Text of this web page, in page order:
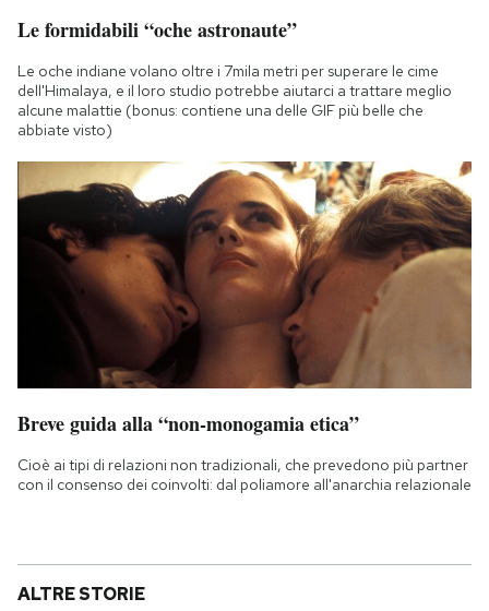
Le formidabili “oche astronaute”
Le oche indiane volano oltre i 7mila metri per superare le cime
dell'Himalaya, e il loro studio potrebbe aiutarci a trattare meglio
alcune malattie (bonus: contiene una delle GIF più belle che
abbiate visto)
Breve guida alla “non-monogamia etica”
Cioè ai tipi di relazioni non tradizionali, che prevedono più partner
con il consenso dei coinvolti: dal poliamore all'anarchia relazionale
ALTRE STORIE